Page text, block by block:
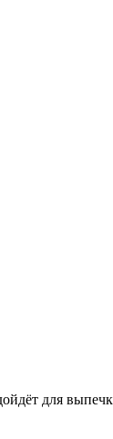
для